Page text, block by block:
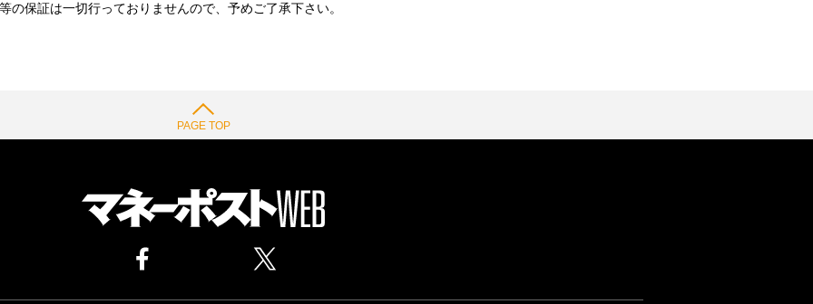
の保証は一切行っておりませんので、予めご了承下さい。
PAGE TOP